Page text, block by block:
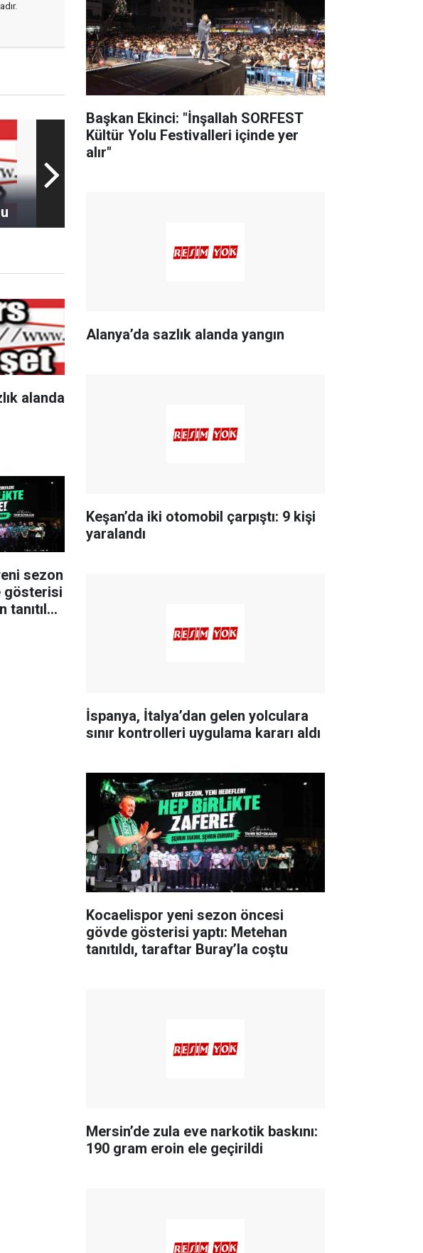
alanda
sezon
gösterisi
Başkan Ekinci: "İnşallah SORFEST
Kültür Yolu Festivalleri içinde yer
alır"
Alanya’da sazlık alanda yangın
Keşan’da iki otomobil çarpıştı: 9 kişi
yaralandı
İspanya, İtalya’dan gelen yolculara
sınır kontrolleri uygulama kararı aldı
Kocaelispor yeni sezon öncesi
gövde gösterisi yaptı: Metehan
tanıtıldı, taraftar Buray’la coştu
Mersin’de zula eve narkotik baskını:
190 gram eroin ele geçirildi